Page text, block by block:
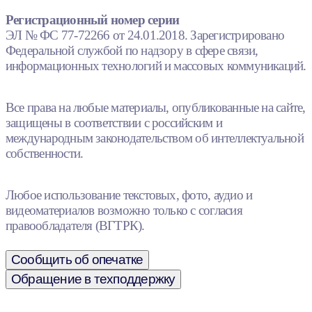
Регистрационный номер серии
ЭЛ № ФС 77-72266 от 24.01.2018. Зарегистрировано
Федеральной службой по надзору в сфере связи,
информационных технологий и массовых коммуникаций.
Все права на любые материалы, опубликованные на сайте,
защищены в соответствии с российским и
международным законодательством об интеллектуальной
собственности.
Любое использование текстовых, фото, аудио и
видеоматериалов возможно только с согласия
правообладателя (ВГТРК).
Сообщить об опечатке
Обращение в техподдержку